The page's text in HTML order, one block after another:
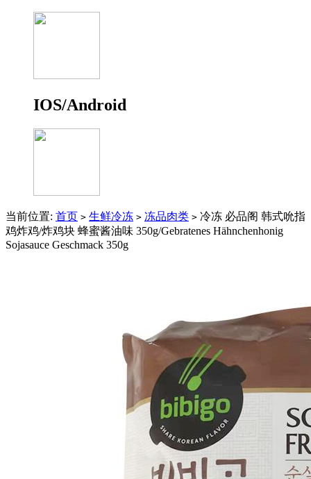
IOS/Android
当前位置: 首页 > 生鲜冷冻 > 冻品肉类 > 冷冻 必品阁 韩式吮指
鸡炸鸡/炸鸡块 蜂蜜酱油味 350g/Gebratenes Hähnchenhonig
Sojasauce Geschmack 350g